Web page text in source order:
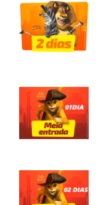
INFO
INFO
INFO